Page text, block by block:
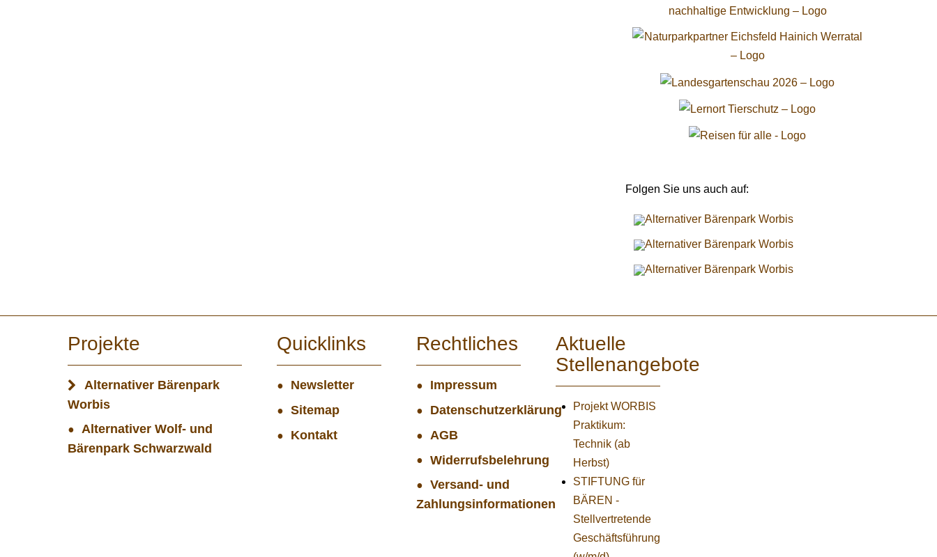
Folgen Sie uns auch auf:
Projekte
Alternativer Bärenpark
Worbis
Alternativer Wolf- und
Bärenpark Schwarzwald
Quicklinks
Newsletter
Sitemap
Kontakt
Rechtliches
Impressum
Datenschutzerklärung
AGB
Widerrufsbelehrung
Versand- und
Zahlungsinformationen
Aktuelle
Stellenangebote
Projekt WORBIS
Praktikum:
Technik (ab
Herbst)
STIFTUNG für
BÄREN -
Stellvertretende
Geschäftsführung